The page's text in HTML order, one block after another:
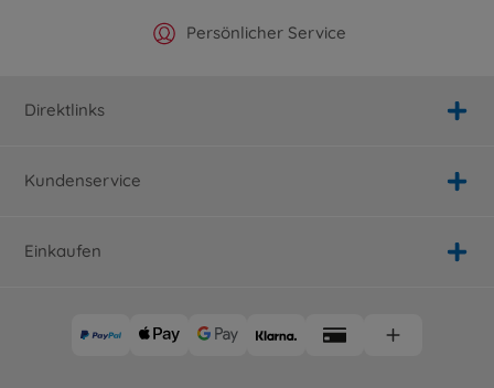
Offizieller Hersteller Shop
Persönlicher Service
Versandkostenfrei ab 25€
Schnelle Lieferung
Direktlinks
Kundenservice
Einkaufen